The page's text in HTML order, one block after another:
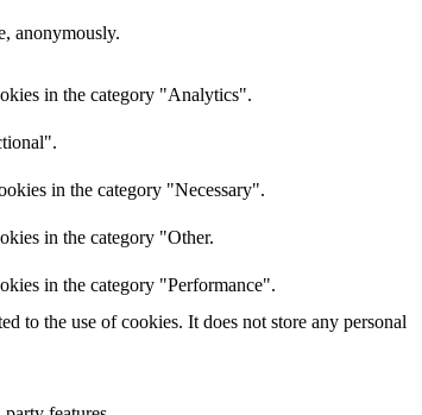
anonymously.
in the category "Analytics".
in the category "Necessary".
in the category "Other.
in the category "Performance".
to the use of cookies. It does not store any personal